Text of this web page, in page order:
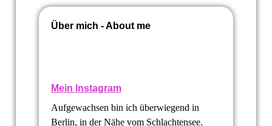
Über mich - About me
Mein Instagram
Aufgewachsen bin ich überwiegend in
Berlin, in der Nähe vom Schlachtensee.